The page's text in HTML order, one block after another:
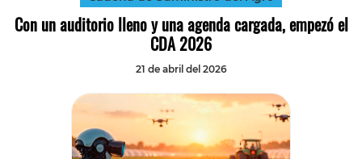
Con un auditorio lleno y una agenda cargada, empezó el
CDA 2026
21 de abril del 2026